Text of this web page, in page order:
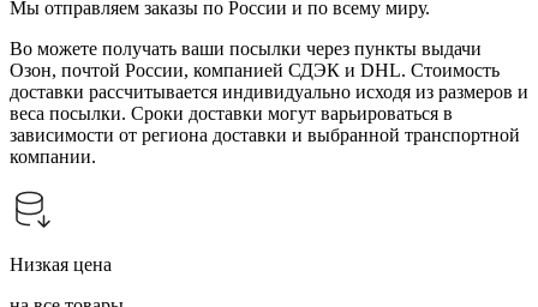
Мы отправляем заказы по России и по всему миру.
Во можете получать ваши посылки через пункты выдачи
Озон, почтой России, компанией СДЭК и DHL. Стоимость
доставки рассчитывается индивидуально исходя из размеров и
веса посылки. Сроки доставки могут варьироваться в
зависимости от региона доставки и выбранной транспортной
компании.
Низкая цена